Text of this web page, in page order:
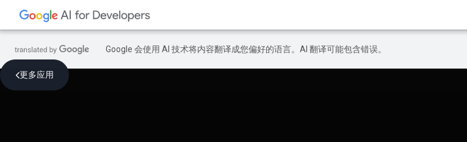
Google 会使用 AI 技术将内容翻译成您偏好的语言。AI 翻译可能包含错误。
更多应用